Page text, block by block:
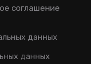
соглашение
данных
данных